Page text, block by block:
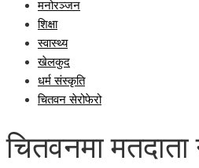
मनोरञ्जन
शिक्षा
स्वास्थ्य
खेलकुद
धर्म संस्कृति
चितवन सेरोफेरो
चितवनमा मतदाता